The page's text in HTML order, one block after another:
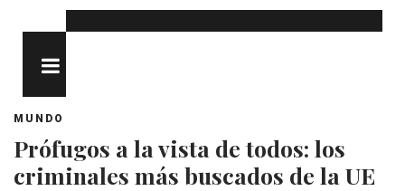
MUNDO
Prófugos a la vista de todos: los
criminales más buscados de la UE